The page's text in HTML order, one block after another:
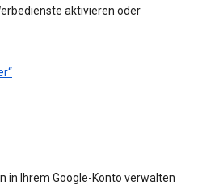
aktivieren oder
in Ihrem Google-Konto verwalten